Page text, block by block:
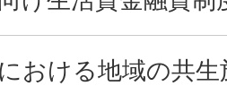
おける地域の共